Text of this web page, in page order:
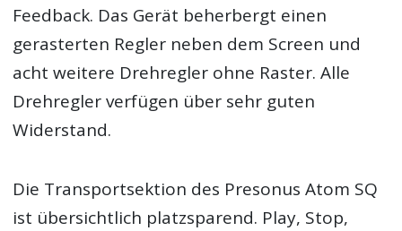
Feedback. Das Gerät beherbergt einen
gerasterten Regler neben dem Screen und
acht weitere Drehregler ohne Raster. Alle
Drehregler verfügen über sehr guten
Widerstand.
Die Transportsektion des Presonus Atom SQ
ist übersichtlich platzsparend. Play, Stop,